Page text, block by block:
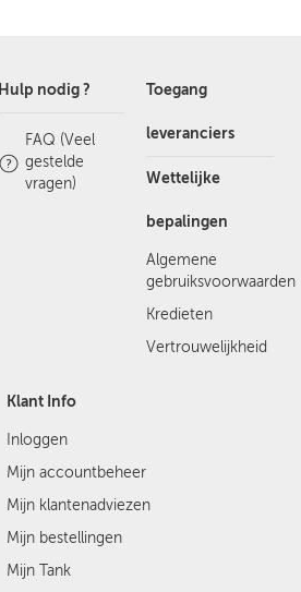
Hulp nodig ?
FAQ (Veel
gestelde
vragen)
Toegang
leveranciers
Wettelijke
bepalingen
Algemene
gebruiksvoorwaarden
Kredieten
Vertrouwelijkheid
Klant Info
Inloggen
Mijn accountbeheer
Mijn klantenadviezen
Mijn bestellingen
Mijn Tank